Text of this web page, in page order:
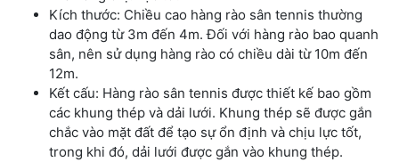
Kích thước: Chiều cao hàng rào sân tennis thường
dao động từ 3m đến 4m. Đối với hàng rào bao quanh
sân, nên sử dụng hàng rào có chiều dài từ 10m đến
12m.
Kết cấu: Hàng rào sân tennis được thiết kế bao gồm
các khung thép và dải lưới. Khung thép sẽ được gắn
chắc vào mặt đất để tạo sự ổn định và chịu lực tốt,
trong khi đó, dải lưới được gắn vào khung thép.